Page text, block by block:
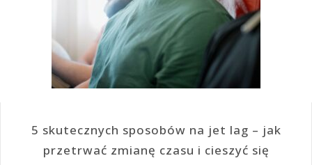
5 skutecznych sposobów na jet lag – jak
przetrwać zmianę czasu i cieszyć się